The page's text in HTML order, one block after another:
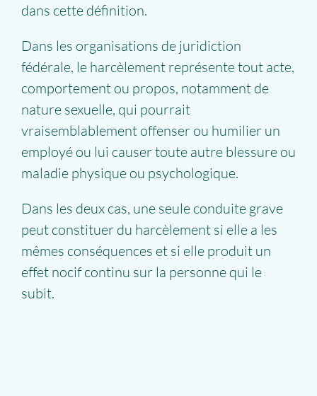
dans cette définition.
Dans les organisations de juridiction
fédérale, le harcèlement représentetout acte,
comportement ou propos, notamment de
nature sexuelle, qui pourrait
vraisemblablement offenser ou humilier un
employé ou lui causer toute autre blessure ou
maladie physique ou psychologique.
Dans les deux cas, une seule conduite grave
peut constituer du harcèlement si elle a les
mêmes conséquences et si elle produit un
effet nocif continu sur la personne qui le
subit.